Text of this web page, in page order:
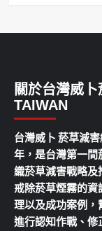
關於台灣威
TAIWAN
台灣威卜 菸草減
年，是台灣第一間
織菸草減害戰略及
戒除菸草煙霧的
理以及成功案例，
進行認知作戰、修